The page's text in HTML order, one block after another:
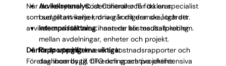
Avvikelseanalys:identifierar och förklarar
budgetavvikelser, driver korrigerande åtgärder.
Internprissättning:hanterar kostnadsallokering
mellan avdelningar, enheter och projekt.
Rapportering:levererar kostnadsrapporter och
dashboards till CFO och operativa chefer.
När du rekryterar Cost Controller får du en specialist
som ser till att varje krona går dit den ska, och att
avvikelserna förklaras innan de blir resultatproblem.
Därför är uppgifterna viktiga:
Företag inom bygg, tillverkning och projektintensiva